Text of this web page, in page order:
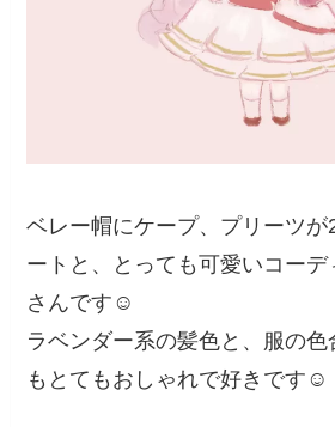
ベレー帽にケープ、プリーツが
ートと、とっても可愛いコーデ
さんです☺️
ラベンダー系の髪色と、服の
もとてもおしゃれで好きです☺️